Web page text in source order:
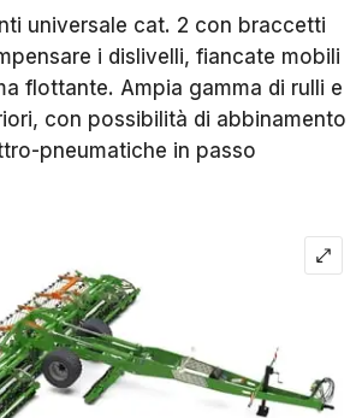
universale cat. 2 con braccetti
i dislivelli, fiancate mobili
flottante. Ampia gamma di rulli e
con possibilità di abbinamento
pneumatiche in passo